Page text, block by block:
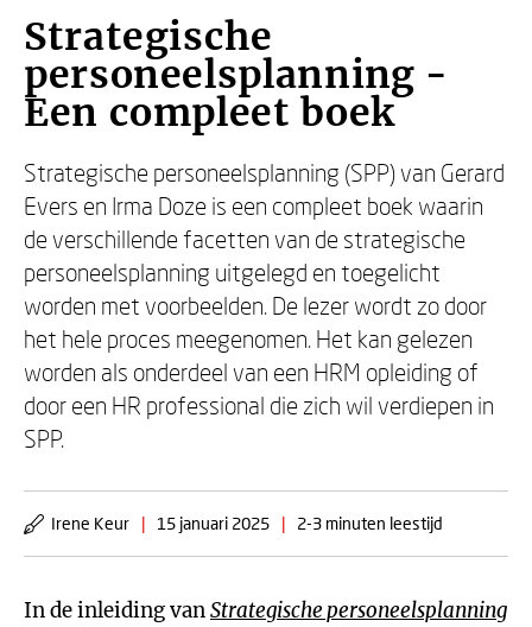
Strategische
personeelsplanning -
Een compleet boek
Strategische personeelsplanning (SPP) van Gerard
Evers en Irma Doze is een compleet boek waarin
de verschillende facetten van de strategische
personeelsplanning uitgelegd en toegelicht
worden met voorbeelden. De lezer wordt zo door
het hele proces meegenomen. Het kan gelezen
worden als onderdeel van een HRM opleiding of
door een HR professional die zich wil verdiepen in
SPP.
Irene Keur | 15 januari 2025 | 2-3 minuten leestijd
In de inleiding vanStrategische personeelsplanning